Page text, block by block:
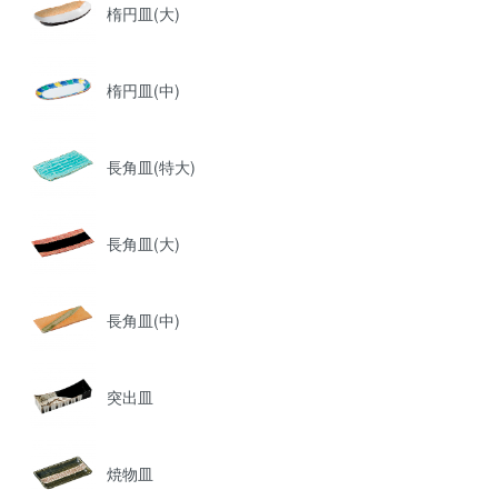
楕円皿(大)
楕円皿(中)
長角皿(特大)
長角皿(大)
長角皿(中)
突出皿
焼物皿